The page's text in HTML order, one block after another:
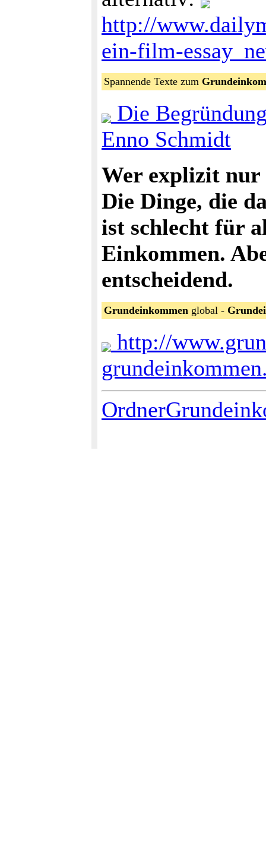
http://
ein-film-
Spannende Texte zum
Die
Enno Schmidt
Wer explizit
Die Dinge, die
ist schlecht für
Einkommen.
entscheidend.
Grundeinkommen global -
http://